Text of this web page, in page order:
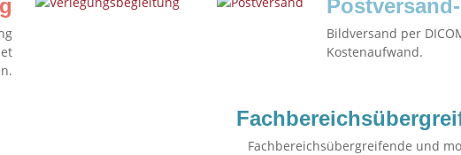
Bildversand per
Kostenaufwand.
Fachbereichsübergreifende und